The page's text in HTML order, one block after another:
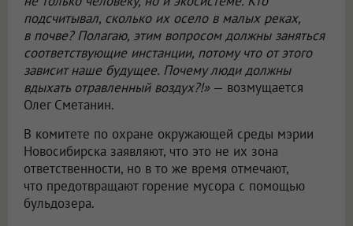
подсчитывал, сколько их осело в малых реках,
в почве? Полагаю, этим вопросом должны заняться
соответствующие инстанции, потому что от этого
зависит наше будущее. Почему люди должны
вдыхать отравленный воздух?!»— возмущается
Олег Сметанин.
В комитете по охране окружающей среды мэрии
Новосибирска заявляют, что это не их зона
ответственности, но в то же время отмечают,
что предотвращают горение мусора с помощью
бульдозера.